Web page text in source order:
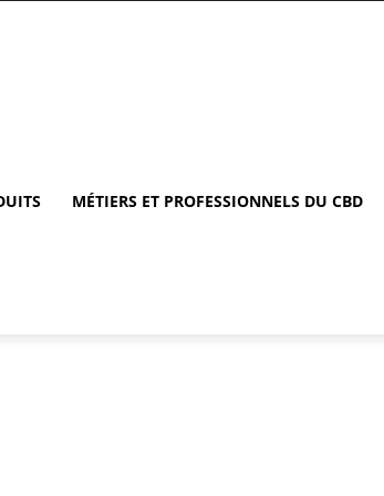
MÉTIERS ET PROFESSIONNELS DU CBD